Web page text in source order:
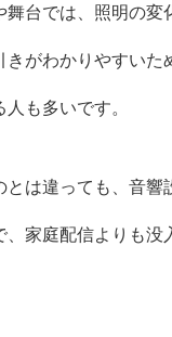
舞台では、照明の変
きがわかりやすいた
も多いです。
とは違っても、音響
家庭配信よりも没